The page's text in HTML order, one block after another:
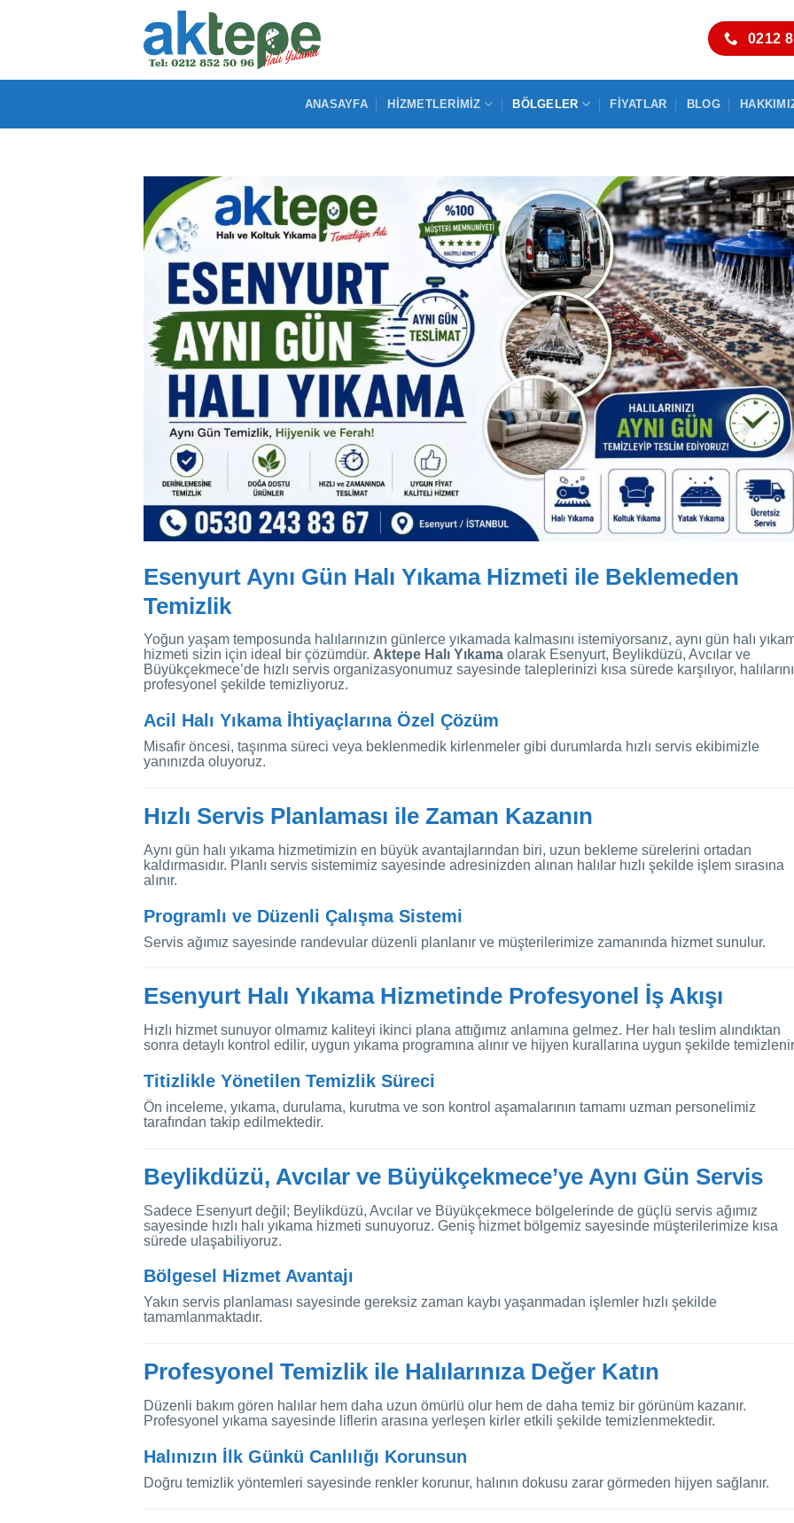
0212
ANASAYFA HIZMETLERIMIZ BÖLGELER FIYATLAR BLOG
Esenyurt Aynı Gün Halı Yıkama Hizmeti ile Beklemeden
Temizlik
Yoğun yaşam temposunda halılarınızın günlerce yıkamada kalmasını istemiyorsanız, aynı gün halı
hizmeti sizin için ideal bir çözümdür. Aktepe Halı Yıkama olarak Esenyurt, Beylikdüzü, Avcılar ve
Büyükçekmece’de hızlı servis organizasyonumuz sayesinde taleplerinizi kısa sürede karşılıyor,
profesyonel şekilde temizliyoruz.
Acil Halı Yıkama İhtiyaçlarına Özel Çözüm
Misafir öncesi, taşınma süreci veya beklenmedik kirlenmeler gibi durumlarda hızlı servis ekibimizle
yanınızda oluyoruz.
Hızlı Servis Planlaması ile Zaman Kazanın
Aynı gün halı yıkama hizmetimizin en büyük avantajlarından biri, uzun bekleme sürelerini ortadan
kaldırmasıdır. Planlı servis sistemimiz sayesinde adresinizden alınan halılar hızlı şekilde işlem sırasına
alınır.
Programlı ve Düzenli Çalışma Sistemi
Servis ağımız sayesinde randevular düzenli planlanır ve müşterilerimize zamanında hizmet sunulur.
Esenyurt Halı Yıkama Hizmetinde Profesyonel İş Akışı
Hızlı hizmet sunuyor olmamız kaliteyi ikinci plana attığımız anlamına gelmez. Her halı teslim alındıktan
sonra detaylı kontrol edilir, uygun yıkama programına alınır ve hijyen kurallarına uygun şekilde
Titizlikle Yönetilen Temizlik Süreci
Ön inceleme, yıkama, durulama, kurutma ve son kontrol aşamalarının tamamı uzman personelimiz
tarafından takip edilmektedir.
Beylikdüzü, Avcılar ve Büyükçekmece’ye Aynı Gün Servis
Sadece Esenyurt değil; Beylikdüzü, Avcılar ve Büyükçekmece bölgelerinde de güçlü servis ağımız
sayesinde hızlı halı yıkama hizmeti sunuyoruz. Geniş hizmet bölgemiz sayesinde müşterilerimize kısa
sürede ulaşabiliyoruz.
Bölgesel Hizmet Avantajı
Yakın servis planlaması sayesinde gereksiz zaman kaybı yaşanmadan işlemler hızlı şekilde
tamamlanmaktadır.
Profesyonel Temizlik ile Halılarınıza Değer Katın
Düzenli bakım gören halılar hem daha uzun ömürlü olur hem de daha temiz bir görünüm kazanır.
Profesyonel yıkama sayesinde liflerin arasına yerleşen kirler etkili şekilde temizlenmektedir.
Halınızın İlk Günkü Canlılığı Korunsun
Doğru temizlik yöntemleri sayesinde renkler korunur, halının dokusu zarar görmeden hijyen sağlanır.